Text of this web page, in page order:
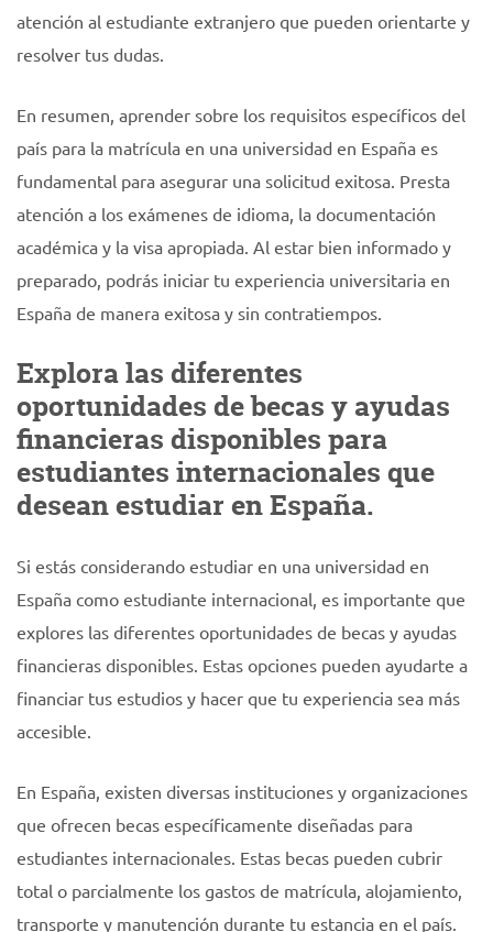
atención al estudiante extranjero que pueden orientarte y
resolver tus dudas.
En resumen, aprender sobre los requisitos específicos del
país para la matrícula en una universidad en España es
fundamental para asegurar una solicitud exitosa. Presta
atención a los exámenes de idioma, la documentación
académica y la visa apropiada. Al estar bien informado y
preparado, podrás iniciar tu experiencia universitaria en
España de manera exitosa y sin contratiempos.
Explora las diferentes
oportunidades de becas y ayudas
financieras disponibles para
estudiantes internacionales que
desean estudiar en España.
Si estás considerando estudiar en una universidad en
España como estudiante internacional, es importante que
explores las diferentes oportunidades de becas y ayudas
financieras disponibles. Estas opciones pueden ayudarte a
financiar tus estudios y hacer que tu experiencia sea más
accesible.
En España, existen diversas instituciones y organizaciones
que ofrecen becas específicamente diseñadas para
estudiantes internacionales. Estas becas pueden cubrir
total o parcialmente los gastos de matrícula, alojamiento,
transporte y manutención durante tu estancia en el país.